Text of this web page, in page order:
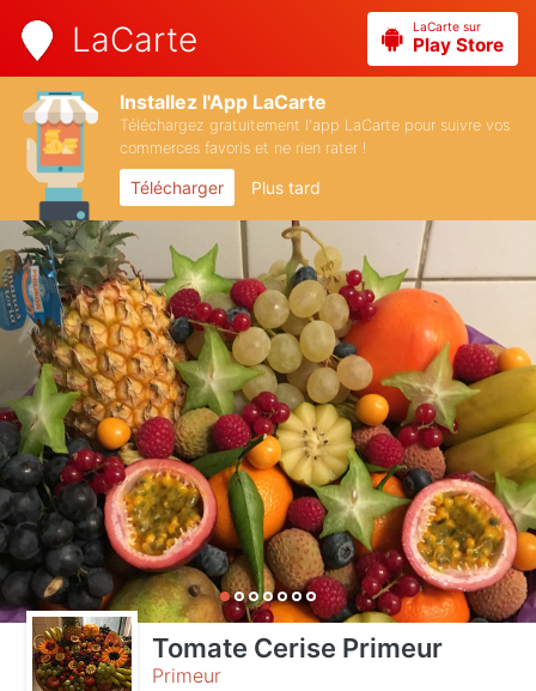
LaCarte LaCarte sur
Play Store
Installez l'App LaCarte
Téléchargez gratuitement l'app LaCarte pour suivre vos
commerces favoris et ne rien rater !
Télécharger Plus tard
Tomate Cerise Primeur
Primeur